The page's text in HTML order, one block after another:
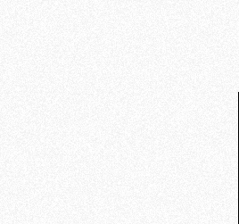
ENTRA NEL